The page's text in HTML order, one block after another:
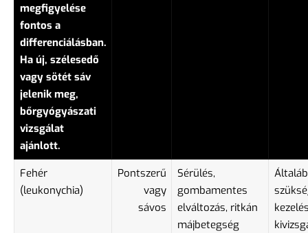
megfigyelése
fontos a
differenciálásban.
Ha új, szélesedő
vagy sötét sáv
jelenik meg,
bőrgyógyászati
vizsgálat
ajánlott.
Fehér
(leukonychia)
Pontszerű
vagy
sávos
Sérülés,
gombamentes
elváltozás, ritkán
májbetegség